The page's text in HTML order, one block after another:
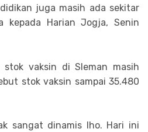
juga masih ada sekitar
kepada Harian Jogja, Senin
vaksin di Sleman masih
stok vaksin sampai 35.480
sangat dinamis lho. Hari ini